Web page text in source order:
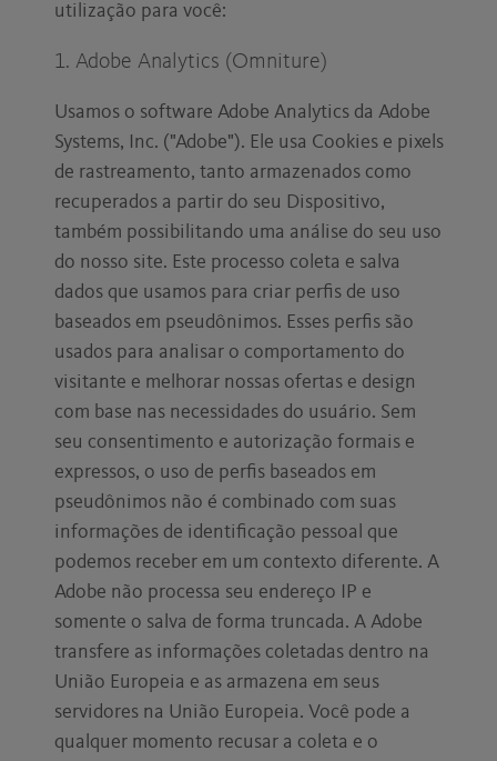
utilização para você:
1. Adobe Analytics (Omniture)
Usamos o software Adobe Analytics da Adobe
Systems, Inc. ("Adobe"). Ele usa Cookies e pixels
de rastreamento, tanto armazenados como
recuperados a partir do seu Dispositivo,
também possibilitando uma análise do seu uso
do nosso site. Este processo coleta e salva
dados que usamos para criar perfis de uso
baseados em pseudônimos. Esses perfis são
usados para analisar o comportamento do
visitante e melhorar nossas ofertas e design
com base nas necessidades do usuário. Sem
seu consentimento e autorização formais e
expressos, o uso de perfis baseados em
pseudônimos não é combinado com suas
informações de identificação pessoal que
podemos receber em um contexto diferente. A
Adobe não processa seu endereço IP e
somente o salva de forma truncada. A Adobe
transfere as informações coletadas dentro na
União Europeia e as armazena em seus
servidores na União Europeia. Você pode a
qualquer momento recusar a coleta e o